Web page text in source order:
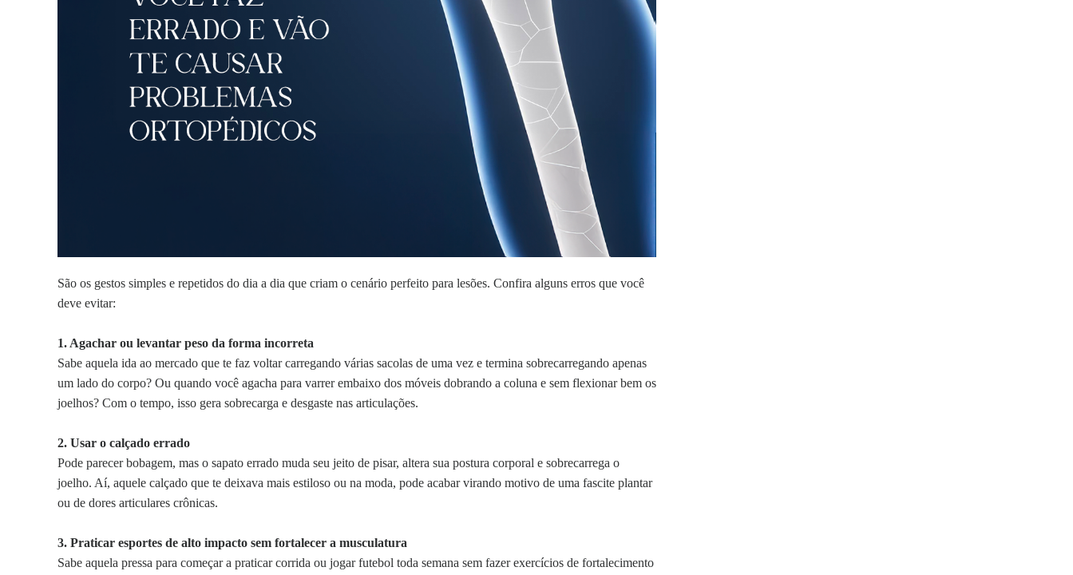
São os gestos simples e repetidos do dia a dia que criam o cenário perfeito para lesões. Confira alguns erros que você
deve evitar:
1. Agachar ou levantar peso da forma incorreta
Sabe aquela ida ao mercado que te faz voltar carregando várias sacolas de uma vez e termina sobrecarregando apenas
um lado do corpo? Ou quando você agacha para varrer embaixo dos móveis dobrando a coluna e sem flexionar bem os
joelhos? Com o tempo, isso gera sobrecarga e desgaste nas articulações.
2. Usar o calçado errado
Pode parecer bobagem, mas o sapato errado muda seu jeito de pisar, altera sua postura corporal e sobrecarrega o
joelho. Aí, aquele calçado que te deixava mais estiloso ou na moda, pode acabar virando motivo de uma fascite plantar
ou de dores articulares crônicas.
3. Praticar esportes de alto impacto sem fortalecer a musculatura
Sabe aquela pressa para começar a praticar corrida ou jogar futebol toda semana sem fazer exercícios de fortalecimento